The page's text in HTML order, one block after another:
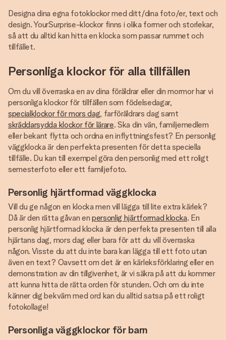
Designa dina egna fotoklockor med ditt/dina foto/er, text och
design. YourSurprise-klockor finns i olika former och storlekar,
så att du alltid kan hitta en klocka som passar rummet och
tillfället.
Personliga klockor för alla tillfällen
Om du vill överraska en av dina föräldrar eller din mormor har vi
personliga klockor för tillfällen som födelsedagar,
specialklockor för mors dag, farföräldrars dag samt
skräddarsydda klockor för lärare. Ska din vän, familjemedlem
eller bekant flytta och ordna en inflyttningsfest? En personlig
väggklocka är den perfekta presenten för detta speciella
tillfälle. Du kan till exempel göra den personlig med ett roligt
semesterfoto eller ett familjefoto.
Personlig hjärtformad väggklocka
Vill du ge någon en klocka men vill lägga till lite extra kärlek?
Då är den rätta gåvan en personlig hjärtformad klocka. En
personlig hjärtformad klocka är den perfekta presenten till alla
hjärtans dag, mors dag eller bara för att du vill överraska
någon. Visste du att du inte bara kan lägga till ett foto utan
även en text? Oavsett om det är en kärleksförklaring eller en
demonstration av din tillgivenhet, är vi säkra på att du kommer
att kunna hitta de rätta orden för stunden. Och om du inte
känner dig bekväm med ord kan du alltid satsa på ett roligt
fotokollage!
Personliga väggklockor för barn